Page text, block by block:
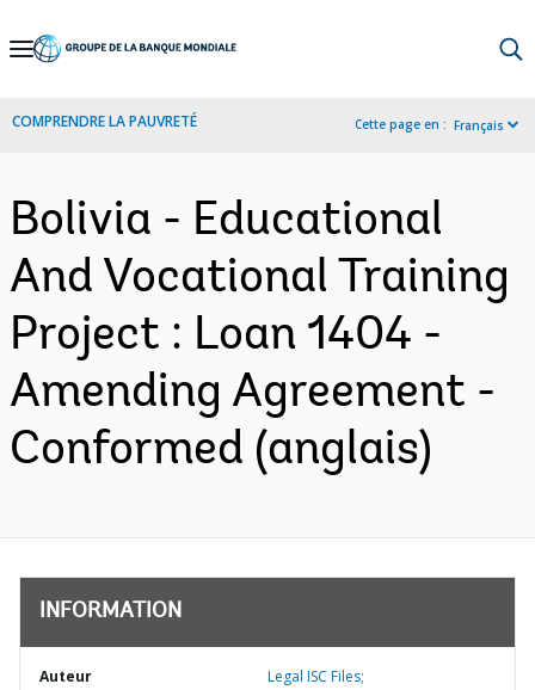
Skip
Navigation
COMPRENDRE LA PAUVRETÉ Cette page en : Français
Bolivia - Educational
And Vocational Training
Project : Loan 1404 -
Amending Agreement -
Conformed (anglais)
INFORMATION
Auteur Legal ISC Files;